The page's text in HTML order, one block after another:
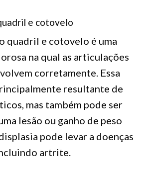
e cotovelo
quadril e cotovelo é uma
na qual as articulações
corretamente. Essa
resultante de
mas também pode ser
lesão ou ganho de peso
pode levar a doenças
artrite.